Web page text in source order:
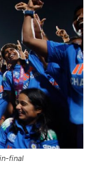
final